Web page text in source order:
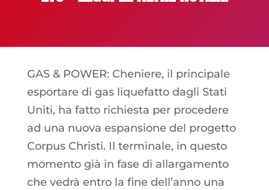
GAS & POWER: Cheniere, il principale
esportare di gas liquefatto dagli Stati
Uniti, ha fatto richiesta per procedere
ad una nuova espansione del progetto
Corpus Christi. Il terminale, in questo
momento già in fase di allargamento
che vedrà entro la fine dell’anno una